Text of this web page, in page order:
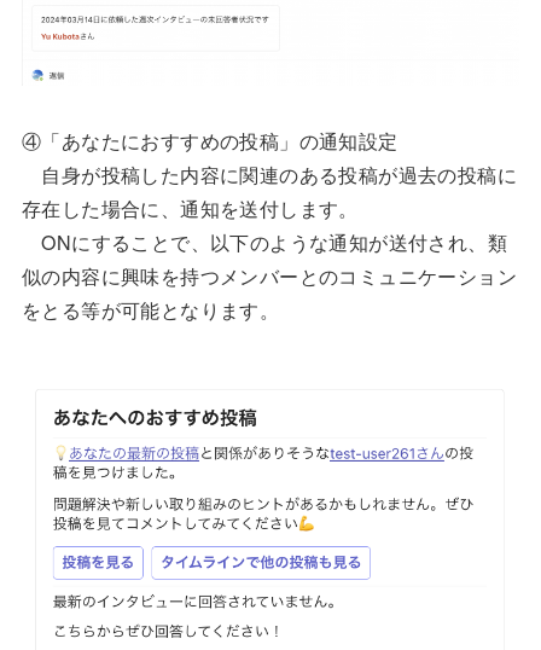
④「あなたにおすすめの投稿」の通知設定
自身が投稿した内容に関連のある投稿が過去の投稿に
存在した場合に、通知を送付します。
ONにすることで、以下のような通知が送付され、類
似の内容に興味を持つメンバーとのコミュニケーション
をとる等が可能となります。